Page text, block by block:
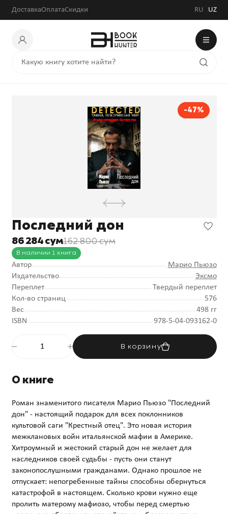
ДоставкаОплатаСкидки RU UZ
-47%
Последний дон
86 284 сум162 800 сум
В наличии 1 книга
Автор
Марио Пьюзо
Издательство
Эксмо
Переплет
Твердый переплет
Кол-во страниц
576
Вес
498 гг
ISBN
978-5-04-093162-0
В корзину
О книге
Роман знаменитого писателя Марио Пьюзо "Последний
дон" - настоящий подарок для всех поклонников
культовой саги "Крестный отец". Это новая история
межклановых войн итальянской мафии в Америке.
Хитроумный и жестокий старый дон не желает для
наследников своей судьбы - пусть они станут
законопослушными гражданами. Однако прошлое не
отпускает: непогребенные тайны способны обернуться
катастрофой в настоящем. Сколько крови нужно еще
пролить матерому мафиозо, чтобы перед смертью